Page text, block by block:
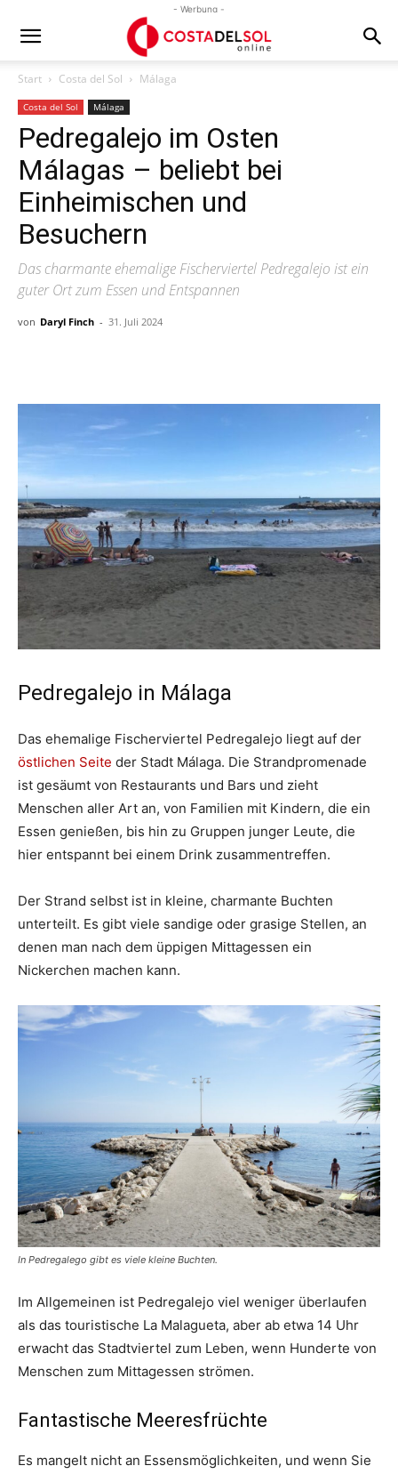
- Werbung -
Start Costa del Sol Málaga
Costa del Sol Málaga
Pedregalejo im Osten
Málagas – beliebt bei
Einheimischen und
Besuchern
Das charmante ehemalige Fischerviertel Pedregalejo ist ein
guter Ort zum Essen und Entspannen
von Daryl Finch - 31. Juli 2024
Pedregalejo in Málaga
Das ehemalige Fischerviertel Pedregalejo liegt auf der
östlichen Seite der Stadt Málaga. Die Strandpromenade
ist gesäumt von Restaurants und Bars und zieht
Menschen aller Art an, von Familien mit Kindern, die ein
Essen genießen, bis hin zu Gruppen junger Leute, die
hier entspannt bei einem Drink zusammentreffen.
Der Strand selbst ist in kleine, charmante Buchten
unterteilt. Es gibt viele sandige oder grasige Stellen, an
denen man nach dem üppigen Mittagessen ein
Nickerchen machen kann.
In Pedregalego gibt es viele kleine Buchten.
Im Allgemeinen ist Pedregalejo viel weniger überlaufen
als das touristische La Malagueta, aber ab etwa 14 Uhr
erwacht das Stadtviertel zum Leben, wenn Hunderte von
Menschen zum Mittagessen strömen.
Fantastische Meeresfrüchte
Es mangelt nicht an Essensmöglichkeiten, und wenn Sie